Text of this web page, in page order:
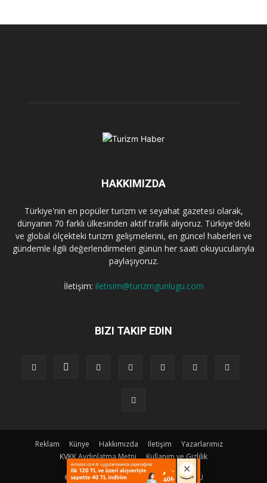
HAKKIMIZDA
Türkiye'nin en popüler turizm ve seyahat gazetesi olarak,
dünyanın 70 farklı ülkesinden aktif trafik alıyoruz. Türkiye'deki
ve global ölçekteki turizm gelişmelerini, en güncel haberleri ve
gündemle ilgili değerlendirmeleri günün her saati okuyucularıyla
paylaşıyoruz.
İletişim: iletisim@turizmgunlugu.com
BIZI TAKIP EDIN
Reklam Künye Hakkımızda Iletişim
Yazarlarımız
KVKK Aydınlatma Metni
Kullanım ve Gizlilik
© Copyright © 2023 | TURIZM GÜNLÜGÜ